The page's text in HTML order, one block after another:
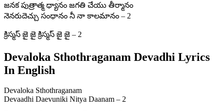
జనక పుత్రాత్మ ధ్యానం జగతి చేయు తీర్మానం
నెనరుదెచ్చు సంధానం నీ నా కాలమానం – 2
క్రిస్మస్ జై జై క్రిస్మస్ జై జై – 2
Devaloka Sthothraganam Devadhi Lyrics
In English
Devaloka Sthothraganam
Devaadhi Daevuniki Nitya Daanam – 2